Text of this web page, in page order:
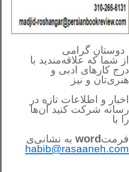
دوستان گرامی
از شما که علاقه‌مندید با
درج کارهای‌ ادبی و
هنری‌تان و نیز
اخبار و اطلاعات تازه در
رسانه شرکت کنید آن‌ها
را با
فرمتword به نشانی‌ی
habib@rasaaneh.com